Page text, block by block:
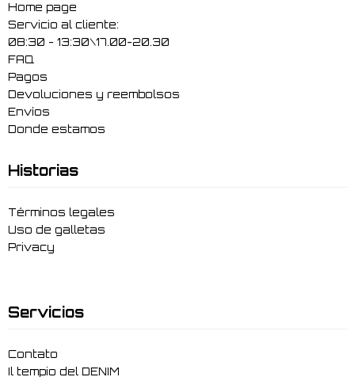
Home page
Servicio al cliente:
08:30 - 13:30\17.00-20.30
FAQ
Pagos
Devoluciones y reembolsos
Envíos
Donde estamos
Historias
Términos legales
Uso de galletas
Privacy
Servicios
Contato
Il tempio del DENIM